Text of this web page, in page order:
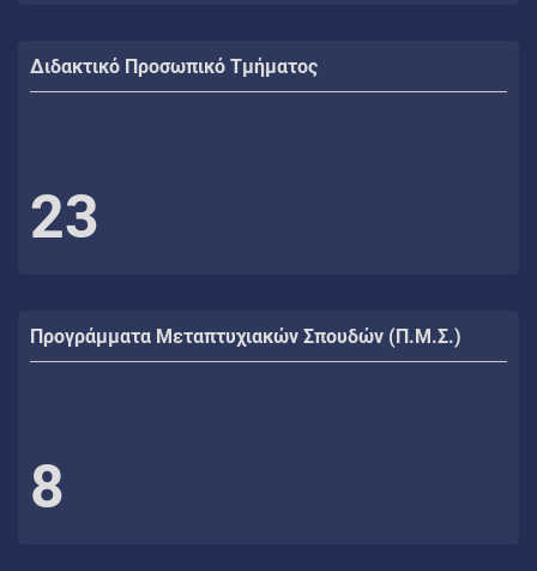
Διδακτικό Προσωπικό Τμήματος
23
Προγράμματα Μεταπτυχιακών Σπουδών (Π.Μ.Σ.)
8